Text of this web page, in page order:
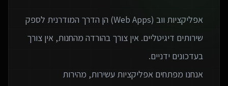
אפליקציות ווב (Web Apps) הן הדרך המודרנית לספק
שירותים דיגיטליים. אין צורך בהורדה מהחנות, אין צורך
אנחנו מפתחים אפליקציות עשירות, מהירות